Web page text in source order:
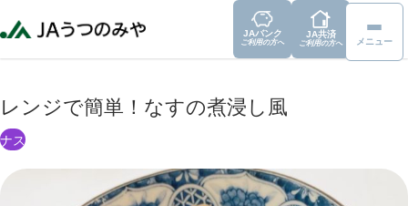
JAバンク
ご利用の方へ
JA共済
ご利用の方へ メニュー
レンジで簡単！なすの煮浸し風
ナス